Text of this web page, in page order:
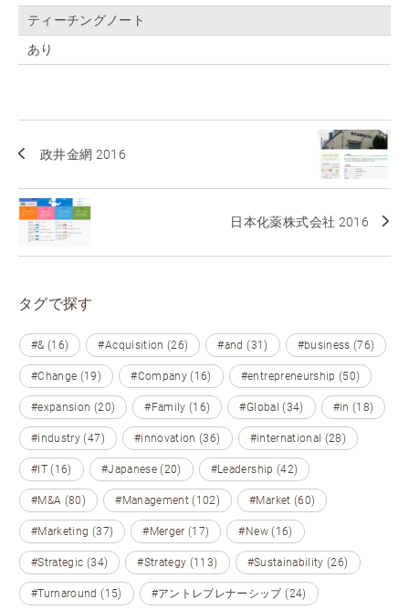
ティーチングノート
あり
政井金網 2016
日本化薬株式会社 2016
タグで探す
#& (16) #Acquisition (26) #and (31) #business (76)
#Change (19) #Company (16) #entrepreneurship (50)
#expansion (20) #Family (16) #Global (34) #in (18)
#industry (47) #innovation (36) #international (28)
#IT (16) #Japanese (20) #Leadership (42)
#M&A (80) #Management (102) #Market (60)
#Marketing (37) #Merger (17) #New (16)
#Strategic (34) #Strategy (113) #Sustainability (26)
#Turnaround (15) #アントレプレナーシップ (24)